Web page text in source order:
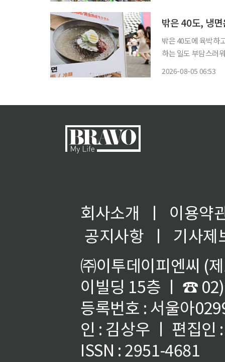
밖은 40도, 냉
밖은 40도에 육박하
하는 일도 부담스러
2026-08-05 06:53
회사소개 ㅣ
이용약
공지사항
ㅣ
기사제
㈜이투데이피엔씨 (
이빌딩 15층 ㅣ ☎
등록번호 : 서울아
인 : 김상우 ㅣ 편집인
ISSN : 2951-4681